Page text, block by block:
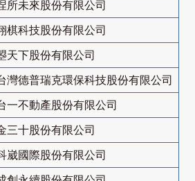
所未來股份有限公司
棋科技股份有限公司
天下股份有限公司
灣德普瑞克環保科技股份有限公司
一不動產股份有限公司
三十股份有限公司
崴國際股份有限公司